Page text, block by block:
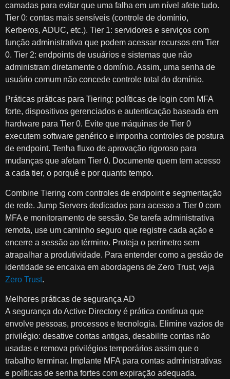
camadas para evitar que uma falha em um nível afete tudo.
Tier 0: contas mais sensíveis (controle de domínio,
Kerberos, ADUC, etc.). Tier 1: servidores e serviços com
função administrativa que podem acessar recursos em Tier
0. Tier 2: endpoints de usuários e sistemas que não
administram diretamente o domínio. Assim, uma senha de
usuário comum não concede controle total do domínio.
Práticas práticas para Tiering: políticas de login com MFA
forte, dispositivos gerenciados e autenticação baseada em
hardware para Tier 0. Evite que máquinas de Tier 0
executem software genérico e imponha controles de postura
de endpoint. Tenha fluxo de aprovação rigoroso para
mudanças que afetam Tier 0. Documente quem tem acesso
a cada tier, o porquê e por quanto tempo.
Combine Tiering com controles de endpoint e segmentação
de rede. Jump Servers dedicados para acesso a Tier 0 com
MFA e monitoramento de sessão. Se tarefa administrativa
remota, use um caminho seguro que registre cada ação e
encerre a sessão ao término. Proteja o perímetro sem
atrapalhar a produtividade. Para entender como a gestão de
identidade se encaixa em abordagens de Zero Trust, veja
Zero Trust.
Melhores práticas de segurança AD
A segurança do Active Directory é prática contínua que
envolve pessoas, processos e tecnologia. Elimine vazios de
privilégio: desative contas antigas, desabilite contas não
usadas e remova privilégios temporários assim que o
trabalho terminar. Implante MFA para contas administrativas
e políticas de senha fortes com expiração adequada.